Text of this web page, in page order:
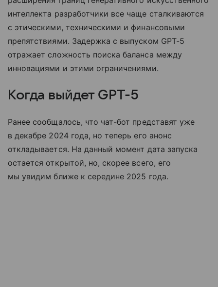
интеллекта разработчики все чаще сталкиваются
с этическими, техническими и финансовыми
препятствиями. Задержка с выпуском GPT-5
отражает сложность поиска баланса между
инновациями и этими ограничениями.
Когда выйдет GPT-5
Ранее сообщалось, что чат-бот представят уже
в декабре 2024 года, но теперь его анонс
откладывается. На данный момент дата запуска
остается открытой, но, скорее всего, его
мы увидим ближе к середине 2025 года.